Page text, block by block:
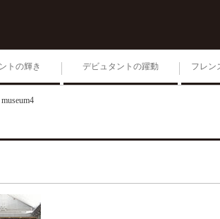
トの輝き
るコンサー
デビュタントの躍動 フレン
museum4